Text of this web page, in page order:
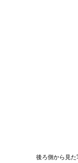
後ろ側から見